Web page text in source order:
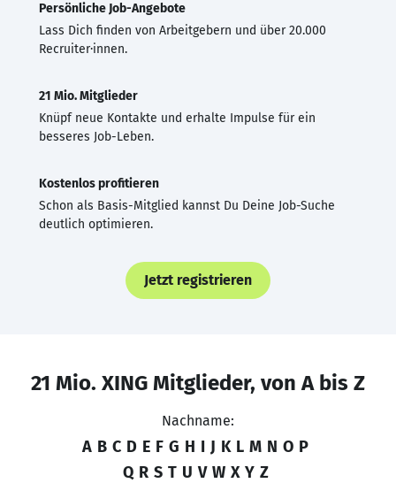
Persönliche Job-Angebote
Lass Dich finden von Arbeitgebern und über 20.000
Recruiter·innen.
21 Mio. Mitglieder
Knüpf neue Kontakte und erhalte Impulse für ein
besseres Job-Leben.
Kostenlos profitieren
Schon als Basis-Mitglied kannst Du Deine Job-Suche
deutlich optimieren.
Jetzt registrieren
21 Mio. XING Mitglieder, von A bis Z
Nachname:
A B C D E F G H I J K L M N O P
Q R S T U V W X Y Z